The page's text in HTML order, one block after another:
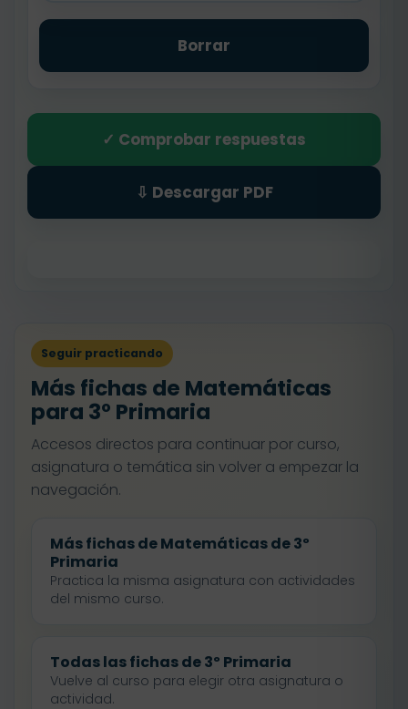
Borrar
✓ Comprobar respuestas
⇩ Descargar PDF
Seguir practicando
Más fichas de Matemáticas
para 3º Primaria
Accesos directos para continuar por curso,
asignatura o temática sin volver a empezar la
navegación.
Más fichas de Matemáticas de 3º
Primaria
Practica la misma asignatura con actividades
del mismo curso.
Todas las fichas de 3º Primaria
Vuelve al curso para elegir otra asignatura o
actividad.